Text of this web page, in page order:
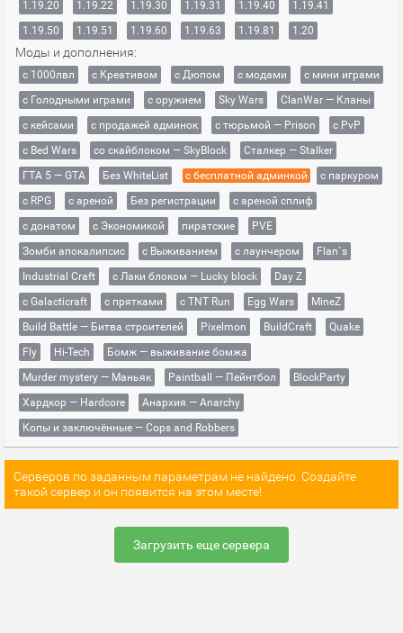
1.19.20
1.19.22 1.19.30 1.19.31 1.19.40
1.19.41
1.19.50
1.19.51 1.19.60 1.19.63 1.19.81 1.20
Моды и дополнения:
с 1000лвл c Креативом с Дюпом с модами
с мини играми
с Голодными играми
с оружием Sky Wars
ClanWar — Кланы
с кейсами
с продажей админок с тюрьмой — Prison
с PvP
с Bed Wars
со скайблоком — SkyBlock
Сталкер — Stalker
ГТА 5 — GTA
Без WhiteList с бесплатной админкой
с паркуром
с RPG
с ареной Без регистрации
с ареной сплиф
с донатом
с Экономикой пиратские
PVE
Зомби апокалипсис
с Выживанием с лаунчером
Flan`s
Industrial Craft
с Лаки блоком — Lucky block
Day Z
с Galacticraft
с прятками с TNT Run Egg Wars
MineZ
Build Battle — Битва строителей
Pixelmon BuildCraft
Quake
Fly
Hi-Tech
Бомж — выживание бомжа
Murder mystery — Маньяк
Paintball — Пейнтбол
BlockParty
Хардкор — Hardcore
Анархия — Anarchy
Копы и заключённые — Cops and Robbers
Серверов по заданным параметрам не найдено. Создайте
такой сервер и он появится на этом месте!
Загрузить еще сервера